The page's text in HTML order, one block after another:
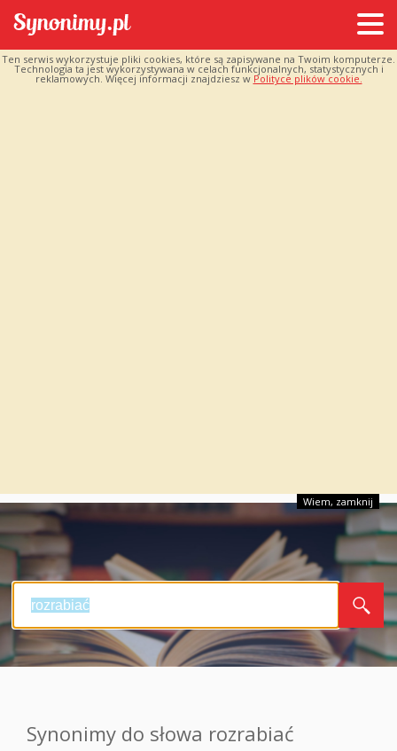
Ten serwis wykorzystuje pliki cookies, które są zapisywane na Twoim komputerze.
Technologia ta jest wykorzystywana w celach funkcjonalnych, statystycznych i
reklamowych. Więcej informacji znajdziesz w Polityce plików cookie.
Wiem, zamknij
Synonimy do słowa rozrabiać